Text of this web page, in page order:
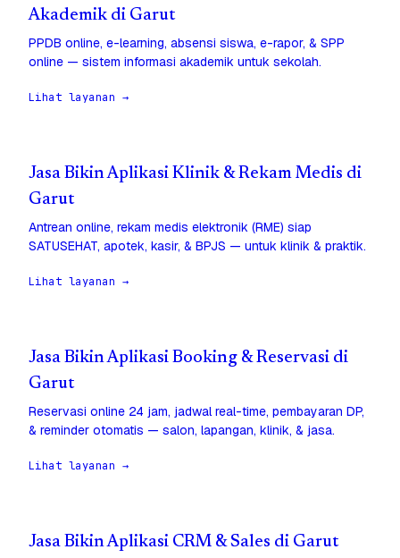
Akademik di Garut
PPDB online, e-learning, absensi siswa, e-rapor, & SPP
online — sistem informasi akademik untuk sekolah.
Lihat layanan →
Jasa Bikin Aplikasi Klinik & Rekam Medis di
Garut
Antrean online, rekam medis elektronik (RME) siap
SATUSEHAT, apotek, kasir, & BPJS — untuk klinik & praktik.
Lihat layanan →
Jasa Bikin Aplikasi Booking & Reservasi di
Garut
Reservasi online 24 jam, jadwal real-time, pembayaran DP,
& reminder otomatis — salon, lapangan, klinik, & jasa.
Lihat layanan →
Jasa Bikin Aplikasi CRM & Sales di Garut